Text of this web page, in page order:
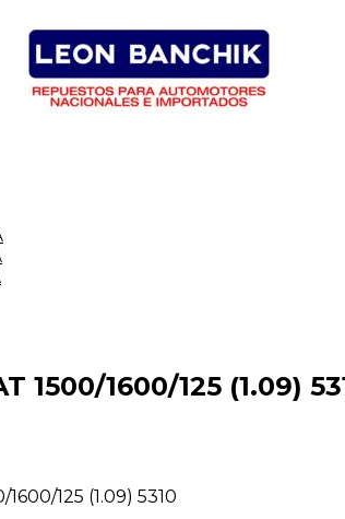
1500/1600/125 (1.09)
125 (1.09) 5310